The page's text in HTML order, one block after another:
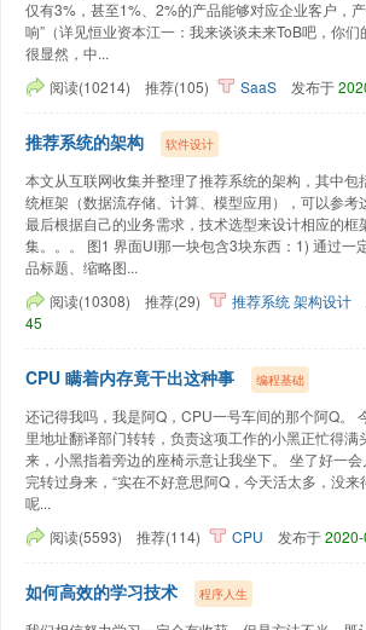
仅有3%，甚至1%、2%的产品能够对应企业客户，
响”（详见恒业资本江一：我来谈谈未来ToB吧，你们
很显然，中...
阅读(10214)
推荐(105) SaaS 发布于
推荐系统的架构 软件设计
本文从互联网收集并整理了推荐系统的架构，其中包
统框架（数据流存储、计算、模型应用），可以参考
最后根据自己的业务需求，技术选型来设计相应的框
集。。。 图1 界面UI那一块包含3块东西：1) 通过一
品标题、缩略图...
阅读(10308)
推荐(29) 推荐系统架构设计
45
CPU 瞒着内存竟干出这种事 编程基础
还记得我吗，我是阿Q，CPU一号车间的那个阿Q。
里地址翻译部门转转，负责这项工作的小黑正忙得满
来，小黑指着旁边的座椅示意让我坐下。 坐了好一
完转过身来，“实在不好意思阿Q，今天活太多，没来
呢...
阅读(5593)
推荐(114) CPU 发布于
如何高效的学习技术 程序人生